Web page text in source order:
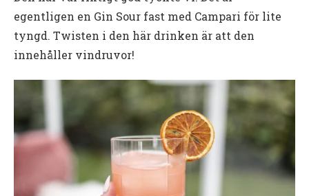
egentligen en Gin Sour fast med Campari för lite
tyngd. Twisten i den här drinken är att den
innehåller vindruvor!